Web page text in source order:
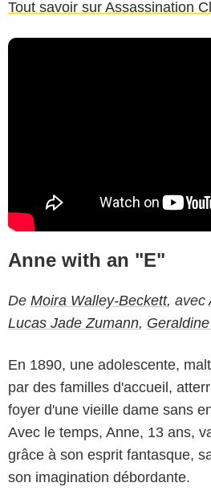
Tout savoir sur Assassination
Anne with an "E"
De Moira Walley-Beckett, avec
Lucas Jade Zumann,
En 1890, une adolescente,
par des familles d'accueil,
foyer d'une vieille dame sans
Avec le temps, Anne, 13 ans,
grâce à son esprit fantasque,
son imagination débordante.